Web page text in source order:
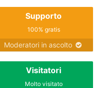
Supporto
100% gratis
Moderatori in ascolto
Visitatori
Molto visitato